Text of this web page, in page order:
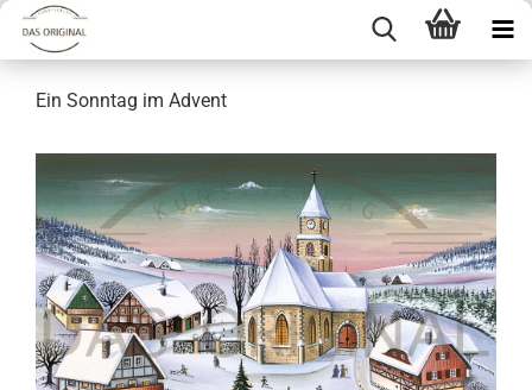
Ein Sonntag im Advent